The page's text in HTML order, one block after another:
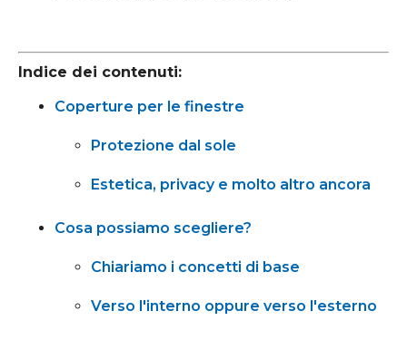
Indice dei contenuti:
Coperture per le finestre
Protezione dal sole
Estetica, privacy e molto altro ancora
Cosa possiamo scegliere?
Chiariamo i concetti di base
Verso l'interno oppure verso l'esterno